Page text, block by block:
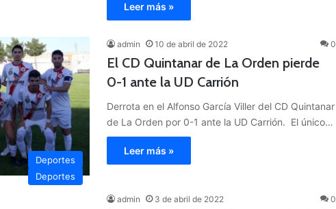
Leer más »
Deportes
admin 10 de abril de 2022 0
El CD Quintanar de La Orden pierde
0-1 ante la UD Carrión
Derrota en el Alfonso García Viller del CD Quintanar
de La Orden por 0-1 ante la UD Carrión. El único…
Leer más »
Deportes
admin 3 de abril de 2022 0